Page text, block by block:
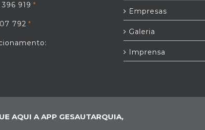
919
792
Empresas
Galeria
Imprensa
AQUI A APP GESAUTARQUIA,